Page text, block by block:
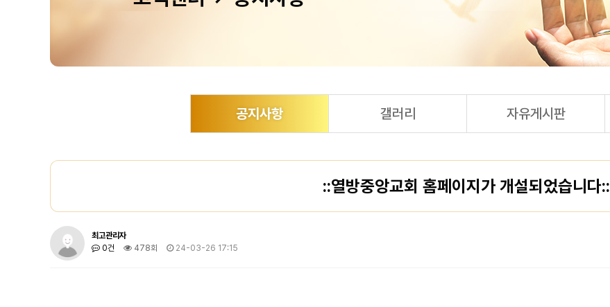
공지사항 갤러리 자유게시판
::열방중앙교회 홈페이지가 개설되었습니다::
최고관리자
0건
478회 24-03-26 17:15